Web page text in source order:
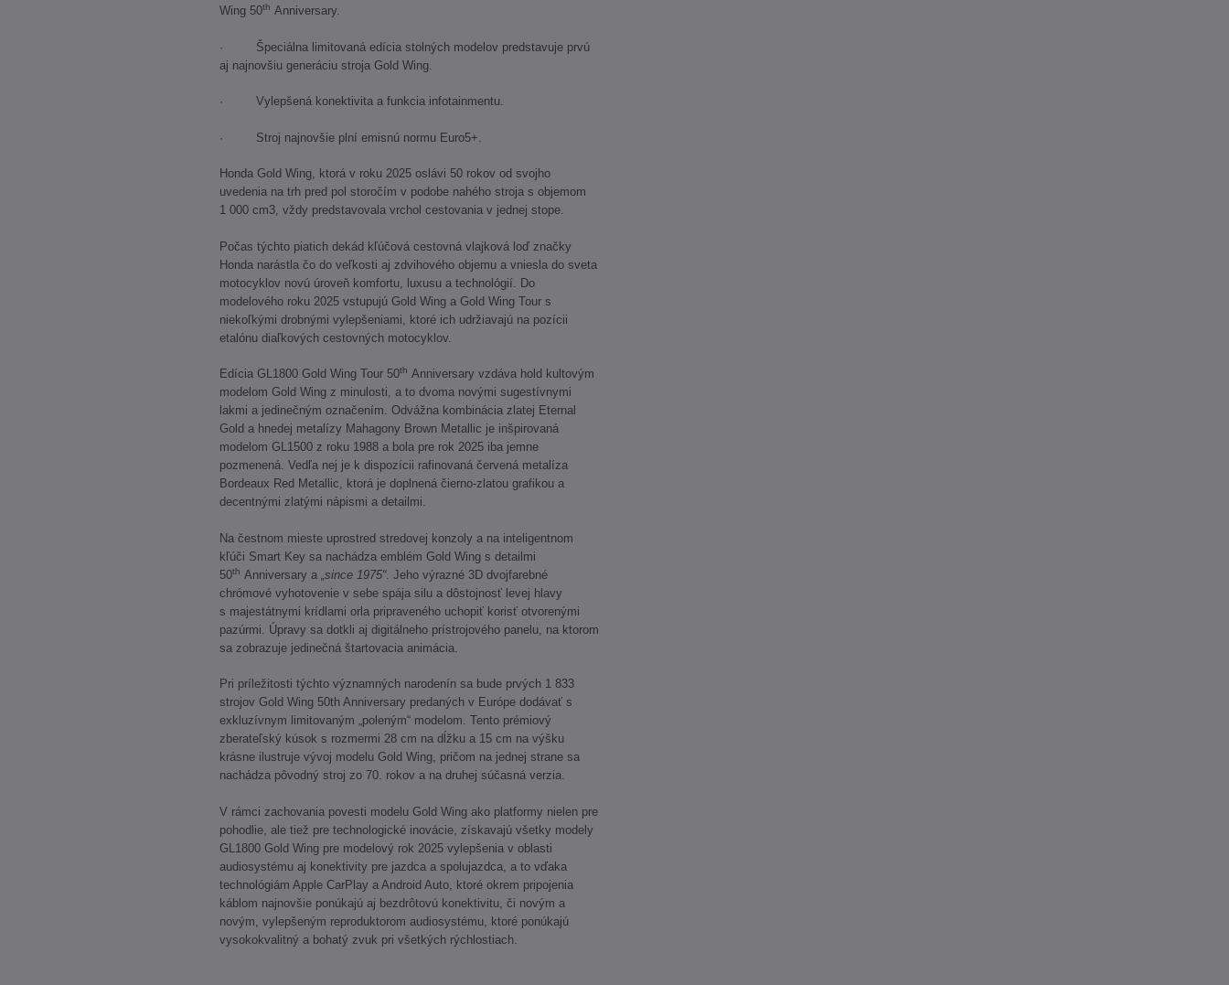
Wing 50th Anniversary.
· Špeciálna limitovaná edícia stolných modelov predstavuje prvú
aj najnovšiu generáciu stroja Gold Wing.
· Vylepšená konektivita a funkcia infotainmentu.
· Stroj najnovšie plní emisnú normu Euro5+.
Honda Gold Wing, ktorá v roku 2025 oslávi 50 rokov od svojho
uvedenia na trh pred pol storočím v podobe nahého stroja s objemom
1 000 cm3, vždy predstavovala vrchol cestovania v jednej stope.
Počas týchto piatich dekád kľúčová cestovná vlajková loď značky
Honda narástla čo do veľkosti aj zdvihového objemu a vniesla do sveta
motocyklov novú úroveň komfortu, luxusu a technológií. Do
modelového roku 2025 vstupujú Gold Wing a Gold Wing Tour s
niekoľkými drobnými vylepšeniami, ktoré ich udržiavajú na pozícii
etalónu diaľkových cestovných motocyklov.
Edícia GL1800 Gold Wing Tour 50th Anniversary vzdáva hold kultovým
modelom Gold Wing z minulosti, a to dvoma novými sugestívnymi
lakmi a jedinečným označením. Odvážna kombinácia zlatej Eternal
Gold a hnedej metalízy Mahagony Brown Metallic je inšpirovaná
modelom GL1500 z roku 1988 a bola pre rok 2025 iba jemne
pozmenená. Vedľa nej je k dispozícii rafinovaná červená metalíza
Bordeaux Red Metallic, ktorá je doplnená čierno-zlatou grafikou a
decentnými zlatými nápismi a detailmi.
Na čestnom mieste uprostred stredovej konzoly a na inteligentnom
kľúči Smart Key sa nachádza emblém Gold Wing s detailmi
50th Anniversary a „since 1975“. Jeho výrazné 3D dvojfarebné
chrómové vyhotovenie v sebe spája silu a dôstojnosť levej hlavy
s majestátnymi krídlami orla pripraveného uchopiť korisť otvorenými
pazúrmi. Úpravy sa dotkli aj digitálneho prístrojového panelu, na ktorom
sa zobrazuje jedinečná štartovacia animácia.
Pri príležitosti týchto významných narodenín sa bude prvých 1 833
strojov Gold Wing 50th Anniversary predaných v Európe dodávať s
exkluzívnym limitovaným „poleným“ modelom. Tento prémiový
zberateľský kúsok s rozmermi 28 cm na dĺžku a 15 cm na výšku
krásne ilustruje vývoj modelu Gold Wing, pričom na jednej strane sa
nachádza pôvodný stroj zo 70. rokov a na druhej súčasná verzia.
V rámci zachovania povesti modelu Gold Wing ako platformy nielen pre
pohodlie, ale tiež pre technologické inovácie, získavajú všetky modely
GL1800 Gold Wing pre modelový rok 2025 vylepšenia v oblasti
audiosystému aj konektivity pre jazdca a spolujazdca, a to vďaka
technológiám Apple CarPlay a Android Auto, ktoré okrem pripojenia
káblom najnovšie ponúkajú aj bezdrôtovú konektivitu, či novým a
novým, vylepšeným reproduktorom audiosystému, ktoré ponúkajú
vysokokvalitný a bohatý zvuk pri všetkých rýchlostiach.